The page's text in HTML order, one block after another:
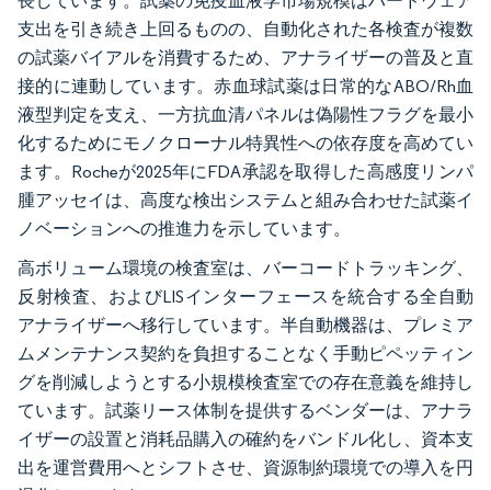
支出を引き続き上回るものの、自動化された各検査が複数
の試薬バイアルを消費するため、アナライザーの普及と直
接的に連動しています。赤血球試薬は日常的なABO/Rh血
液型判定を支え、一方抗血清パネルは偽陽性フラグを最小
化するためにモノクローナル特異性への依存度を高めてい
ます。Rocheが2025年にFDA承認を取得した高感度リンパ
腫アッセイは、高度な検出システムと組み合わせた試薬イ
ノベーションへの推進力を示しています。
高ボリューム環境の検査室は、バーコードトラッキング、
反射検査、およびLISインターフェースを統合する全自動
アナライザーへ移行しています。半自動機器は、プレミア
ムメンテナンス契約を負担することなく手動ピペッティン
グを削減しようとする小規模検査室での存在意義を維持し
ています。試薬リース体制を提供するベンダーは、アナラ
イザーの設置と消耗品購入の確約をバンドル化し、資本支
出を運営費用へとシフトさせ、資源制約環境での導入を円